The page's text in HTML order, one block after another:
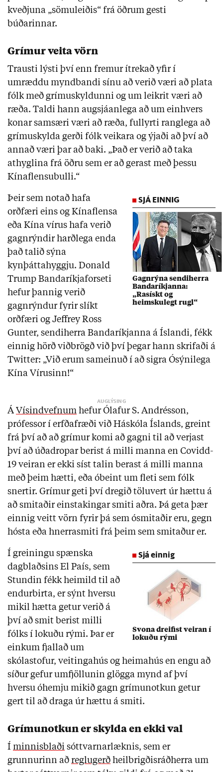
kveðjuna „sömuleiðis“ frá öðrum gesti
búðarinnar.
Grímur veita vörn
Trausti lýsti því enn fremur ítrekað yfir í
umræddu myndbandi sínu að verið væri að plata
fólk með grímuskyldunni og um leikrit væri að
ræða. Taldi hann augsjáanlega að um einhvers
konar samsæri væri að ræða, fullyrti ranglega að
grímuskylda gerði fólk veikara og ýjaði að því að
annað væri þar að baki. „Það er verið að taka
athyglina frá öðru sem er að gerast með þessu
Kínaflensubulli.“
SJÁ EINNIG
Gagnrýna sendiherra
Bandaríkjanna:
„Rasískt og
heimskulegt rugl“
Þeir sem notað hafa
orðfæri eins og Kínaflensa
eða Kína vírus hafa verið
gagnrýndir harðlega enda
það talið sýna
kynþáttahyggju. Donald
Trump Bandaríkjaforseti
hefur þannig verið
gagnrýndur fyrir slíkt
orðfæri og Jeffrey Ross
Gunter, sendiherra Bandaríkjanna á Íslandi, fékk
einnig hörð viðbrögð við því þegar hann skrifaði á
Twitter: „Við erum sameinuð í að sigra Ósýnilega
Kína Vírusinn!“
Á Vísindvefnum hefur Ólafur S. Andrésson,
prófessor í erfðafræði við Háskóla Íslands, greint
frá því að að grímur komi að gagni til að verjast
því að úðadropar berist á milli manna en Covidd-
19 veiran er ekki síst talin berast á milli manna
með þeim hætti, eða óbeint um fleti sem fólk
snertir. Grímur geti því dregið töluvert úr hættu á
að smitaðir einstakingar smiti aðra. Þá geta þær
einnig veitt vörn fyrir þá sem ósmitaðir eru, gegn
hósta eða hnerrasmiti frá þeim sem smitaður er.
Sjá einnig
Svona dreifist veiran í
lokuðu rými
Í greiningu spænska
dagblaðsins El País, sem
Stundin fékk heimild til að
endurbirta, er sýnt hversu
mikil hætta getur verið á
því að smit berist milli
fólks í lokuðu rými. Þar er
einkum fjallað um
skólastofur, veitingahús og heimahús en engu að
síður gefur umfjöllunin glögga mynd af því
hversu óhemju mikið gagn grímunotkun getur
gert til að draga úr hættu á smiti.
Grímunotkun er skylda en ekki val
Í minnisblaði sóttvarnarlæknis, sem er
grunnurinn að reglugerð heilbrigðisráðherra um